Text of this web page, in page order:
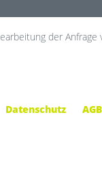
der
Datenschutz AGB